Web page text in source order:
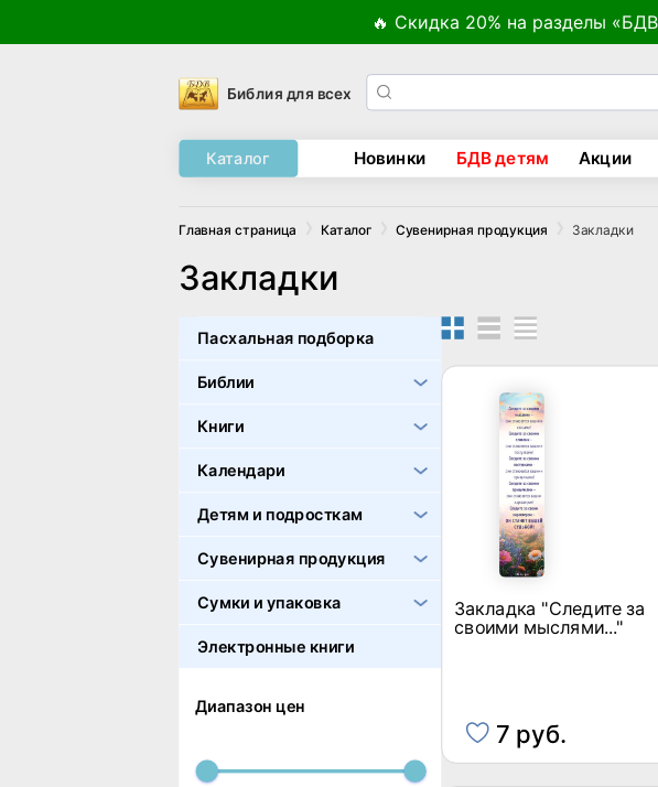
🔥 Скидка 20% на разделы
Библия для всех
Каталог Новинки БДВ детям Акции
Главная страница Каталог Сувенирная продукция Закладки
Закладки
Пасхальная подборка
Библии
Книги
Календари
Детям и подросткам
Сувенирная продукция
Сумки и упаковка
Электронные книги
Диапазон цен
Закладка "Следите за
своими мыслями..."
7 руб.